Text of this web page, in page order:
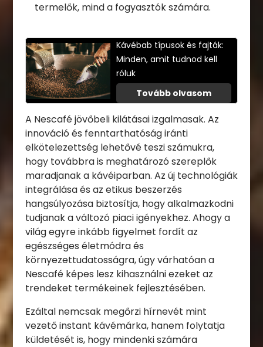
termelők, mind a fogyasztók számára.
Kávébab típusok és fajták:
Minden, amit tudnod kell
róluk
Tovább olvasom
A Nescafé jövőbeli kilátásai izgalmasak. Az
innováció és fenntarthatóság iránti
elkötelezettség lehetővé teszi számukra,
hogy továbbra is meghatározó szereplők
maradjanak a kávéiparban. Az új technológiák
integrálása és az etikus beszerzés
hangsúlyozása biztosítja, hogy alkalmazkodni
tudjanak a változó piaci igényekhez. Ahogy a
világ egyre inkább figyelmet fordít az
egészséges életmódra és
környezettudatosságra, úgy várhatóan a
Nescafé képes lesz kihasználni ezeket az
trendeket termékeinek fejlesztésében.
Ezáltal nemcsak megőrzi hírnevét mint
vezető instant kávémárka, hanem folytatja
küldetését is, hogy mindenki számára